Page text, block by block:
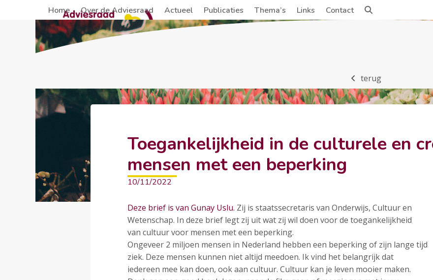
Home Over de Adviesraad Actueel Publicaties Thema’s Links Contact
terug
Toegankelijkheid in de culturele en
mensen met een beperking
10/11/2022
Deze brief is van Gunay Uslu. Zij is staatssecretaris van Onderwijs, Cultuur en
Wetenschap. In deze brief legt zij uit wat zij wil doen voor de toegankelijkheid
van cultuur voor mensen met een beperking.
Ongeveer 2 miljoen mensen in Nederland hebben een beperking of zijn lange tijd
ziek. Deze mensen kunnen niet altijd meedoen. Ik vind het belangrijk dat
iedereen mee kan doen, ook aan cultuur. Cultuur kan je leven mooier maken.